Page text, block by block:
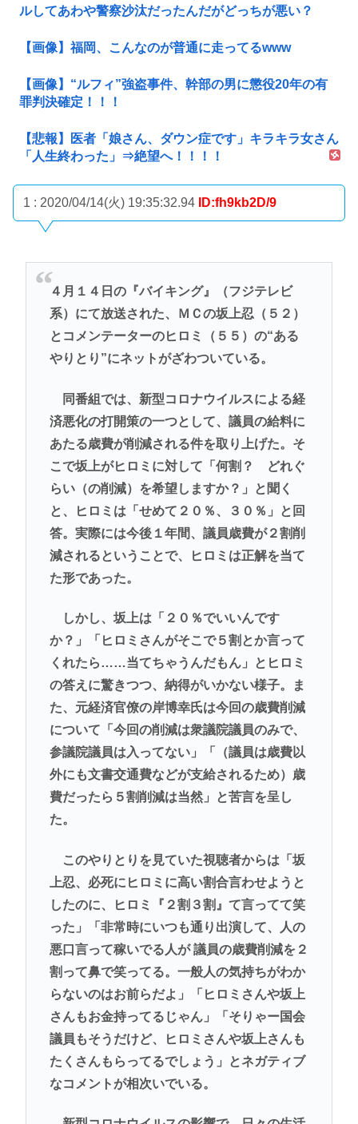
ルしてあわや警察沙汰だったんだがどっちが悪い？
【画像】福岡、こんなのが普通に走ってるwww
【画像】“ルフィ”強盗事件、幹部の男に懲役20年の有
罪判決確定！！！
【悲報】医者「娘さん、ダウン症です」キラキラ女さん
「人生終わった」⇒絶望へ！！！！
1 : 2020/04/14(火) 19:35:32.94 ID:fh9kb2D/9
４月１４日の『バイキング』（フジテレビ
系）にて放送された、ＭＣの坂上忍（５２）
とコメンテーターのヒロミ（５５）の“ある
やりとり”にネットがざわついている。
同番組では、新型コロナウイルスによる経
済悪化の打開策の一つとして、議員の給料に
あたる歳費が削減される件を取り上げた。そ
こで坂上がヒロミに対して「何割？ どれぐ
らい（の削減）を希望しますか？」と聞く
と、ヒロミは「せめて２０％、３０％」と回
答。実際には今後１年間、議員歳費が２割削
減されるということで、ヒロミは正解を当て
た形であった。
しかし、坂上は「２０％でいいんです
か？」「ヒロミさんがそこで５割とか言って
くれたら……当てちゃうんだもん」とヒロミ
の答えに驚きつつ、納得がいかない様子。ま
た、元経済官僚の岸博幸氏は今回の歳費削減
について「今回の削減は衆議院議員のみで、
参議院議員は入ってない」「（議員は歳費以
外にも文書交通費などが支給されるため）歳
費だったら５割削減は当然」と苦言を呈し
た。
このやりとりを見ていた視聴者からは「坂
上忍、必死にヒロミに高い割合言わせようと
したのに、ヒロミ『２割３割』て言ってて笑
った」「非常時にいつも通り出演して、人の
悪口言って稼いでる人が 議員の歳費削減を２
割って鼻で笑ってる。一般人の気持ちがわか
らないのはお前らだよ」「ヒロミさんや坂上
さんもお金持ってるじゃん」「そりゃー国会
議員もそうだけど、ヒロミさんや坂上さんも
たくさんもらってるでしょう」とネガティブ
なコメントが相次いでいる。